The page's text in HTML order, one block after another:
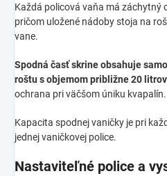
Každá policová vaňa má záchytný
pričom uložené nádoby stoja na
vane.
Spodná časť skrine obsahuje
roštu s objemom približne 20 litrov
ochrana pri väčšom úniku kvapalín.
Kapacita spodnej vaničky je pri
jednej vaničkovej police.
Nastaviteľné police a